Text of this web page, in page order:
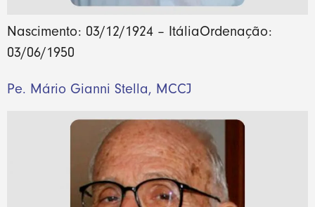
Nascimento: 03/12/1924 – ItáliaOrdenação:
03/06/1950
Pe. Mário Gianni Stella, MCCJ